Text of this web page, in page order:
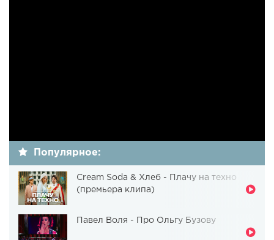
Популярное:
Cream Soda & Хлеб - Плачу на техно
(премьера клипа)
Павел Воля - Про Ольгу Бузову